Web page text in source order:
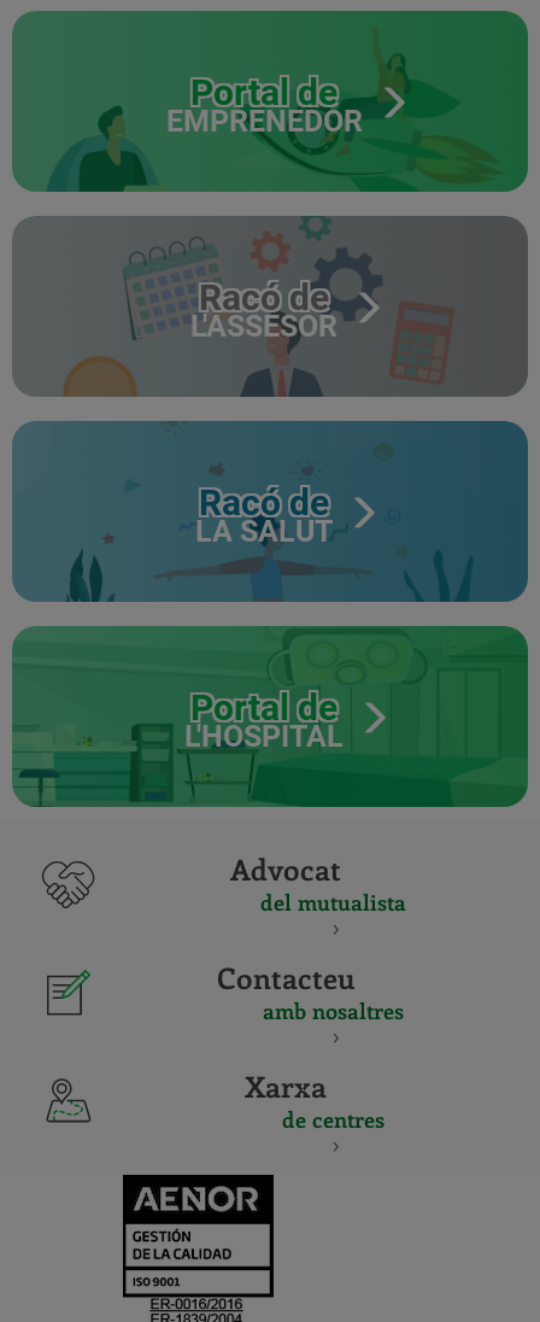
Portal de
EMPRENEDOR
Racó de
L'ASSESOR
Racó de
LA SALUT
Portal de
L'HOSPITAL
Advocat
del mutualista
Contacteu
amb nosaltres
Xarxa
de centres